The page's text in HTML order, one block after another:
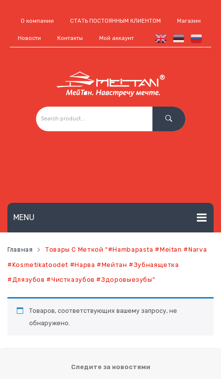
О компании СТАТЬ ПОСТОЯННЫМ КЛИЕНТОМ Магазин
Новости Контакты Мой аккаунт
MENU
ТОВАРЫ ДЛЯ ВОЛОС
ТОВАРЫ ДЛЯ ЛИЦА
ТОВАРЫ ДЛЯ МАКИЯЖА
Главная Товары С Меткой “#hambapasta #meitan #narva
#kosmetikatoodet #нарва #мейтан #зубнаящетка
#длязубов #чистказубов #здоровыезубы”
Товаров, соответствующих вашему запросу, не
обнаружено.
Следите за новостями